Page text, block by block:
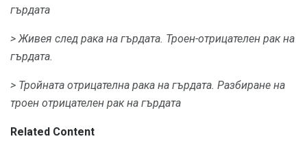
гърдата
> Живея след рака на гърдата. Троен-отрицателен рак на
гърдата.
> Тройната отрицателна рака на гърдата. Разбиране на
троен отрицателен рак на гърдата
Related Content